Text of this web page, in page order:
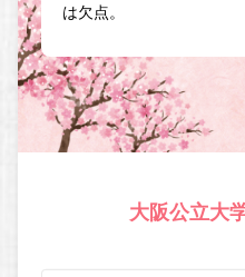
は欠点。
大阪公立大